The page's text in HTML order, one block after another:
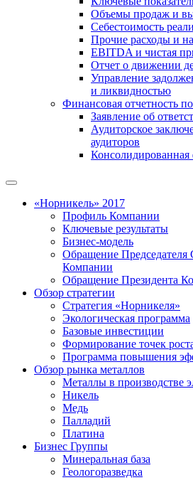
Объемы продаж и
Себестоимость
Прочие расходы и
EBITDA и чистая
Отчет о движении
Управление
и ликвидностью
Финансовая отчетность
Заявление об
Аудиторское
аудиторов
Консолидированная
«Норникель» 2017
Профиль Компании
Ключевые результаты
Бизнес-модель
Обращение Председателя
Компании
Обращение Президента
Обзор стратегии
Стратегия «Норникеля»
Экологическая программа
Базовые инвестиции
Формирование точек
Программа повышения
Обзор рынка металлов
Металлы в производстве
Никель
Медь
Палладий
Платина
Бизнес Группы
Минеральная база
Геологоразведка